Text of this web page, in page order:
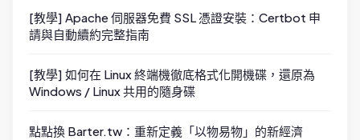
[教學] Apache 伺服器免費 SSL 憑證安裝：Certbot 申
請與自動續約完整指南
[教學] 如何在 Linux 終端機徹底格式化開機碟，還原為
Windows / Linux 共用的隨身碟
點點換 Barter.tw：重新定義「以物易物」的新經濟